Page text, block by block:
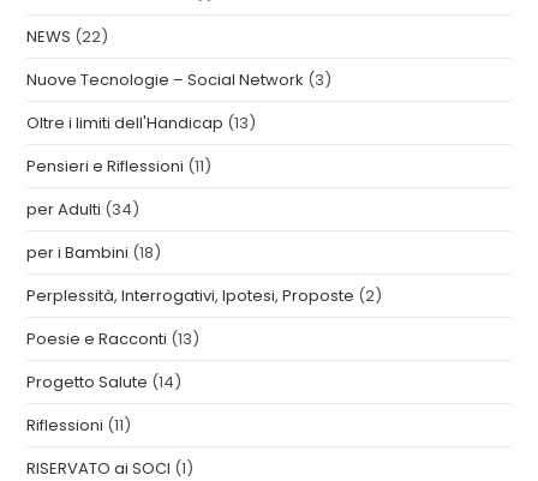
NEWS (22)
Nuove Tecnologie – Social Network (3)
Oltre i limiti dell'Handicap (13)
Pensieri e Riflessioni (11)
per Adulti (34)
per i Bambini (18)
Perplessità, Interrogativi, Ipotesi, Proposte (2)
Poesie e Racconti (13)
Progetto Salute (14)
Riflessioni (11)
RISERVATO ai SOCI (1)